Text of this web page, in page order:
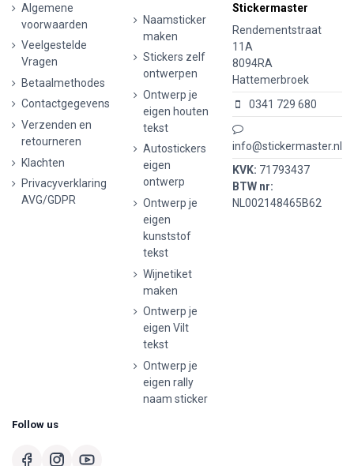
Algemene
voorwaarden
Veelgestelde
Vragen
Betaalmethodes
Contactgegevens
Verzenden en
retourneren
Klachten
Privacyverklaring
AVG/GDPR
Naamsticker
maken
Stickers zelf
ontwerpen
Ontwerp je
eigen houten
tekst
Autostickers
eigen
ontwerp
Ontwerp je
eigen
kunststof
tekst
Wijnetiket
maken
Ontwerp je
eigen Vilt
tekst
Ontwerp je
eigen rally
naam sticker
Stickermaster
Rendementstraat
11A
8094RA
Hattemerbroek
0341 729 680
info@stickermaster.nl
KVK: 71793437
BTW nr:
NL002148465B62
Follow us